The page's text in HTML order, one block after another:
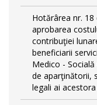
Hotărârea nr.
aprobarea
contribuţiei
beneficiarii
Medico -
de aparţinătorii,
legali ai acestora